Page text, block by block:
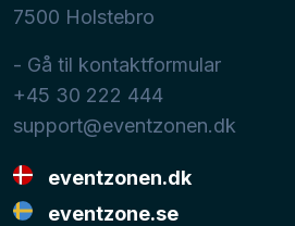
7500 Holstebro
- Gå til kontaktformular
+45 30 222 444
support@eventzonen.dk
eventzonen.dk
eventzone.se